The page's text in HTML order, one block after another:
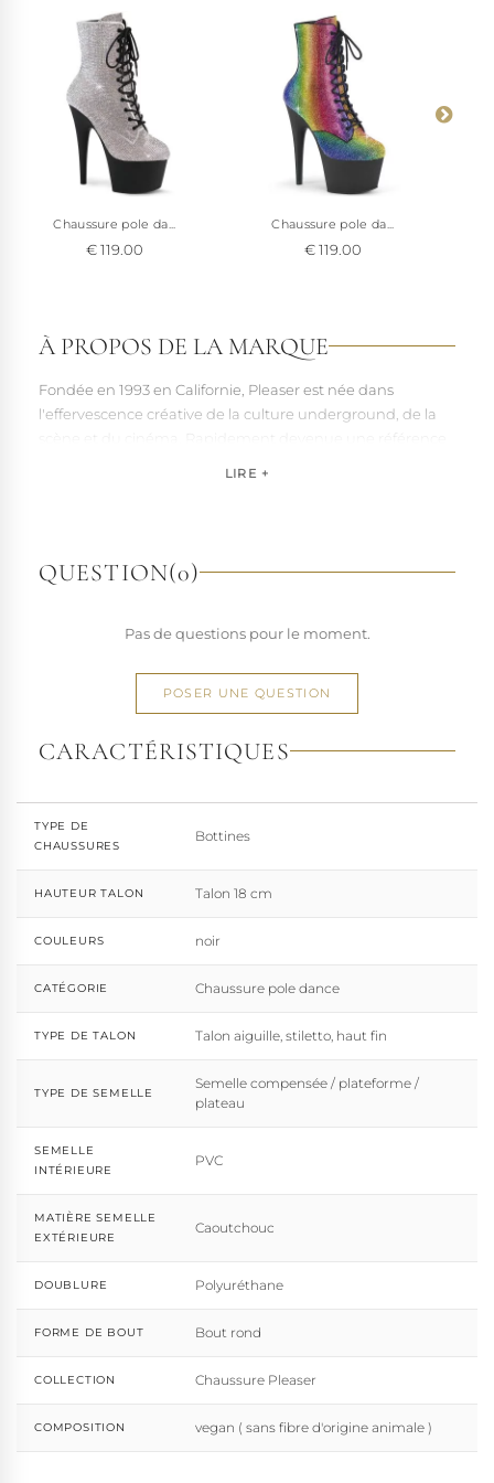
Voir à 360°
Chaussure pole da...
€ 119.00
Chaussure pole da...
€ 119.00
À PROPOS DE LA MARQUE
Fondée en 1993 en Californie, Pleaser est née dans
l'effervescence créative de la culture underground, de la
elle a étendu son savoir-faire à d'autres univers. Pleaser est
aujourd'hui distribuée dans 110 pays.
de la mode, Pleaser propose des collections ultra féminines
une large gamme de pointures. Parce qu'un style ne
devrait jamais se réduire à une question de centimètres, la
marque défend une idée simple : permettre à chacun
d'exprimer, sans contrainte, qui il veut être.
LIRE +
QUESTION(0)
Pas de questions pour le moment.
POSER UNE QUESTION
CARACTÉRISTIQUES
TYPE DE
CHAUSSURES
Bottines
HAUTEUR TALON Talon 18 cm
COULEURS noir
CATÉGORIE Chaussure pole dance
TYPE DE TALON Talon aiguille, stiletto, haut fin
TYPE DE SEMELLE
Semelle compensée / plateforme /
plateau
SEMELLE
INTÉRIEURE
PVC
MATIÈRE SEMELLE
EXTÉRIEURE
Caoutchouc
DOUBLURE Polyuréthane
FORME DE BOUT Bout rond
COLLECTION Chaussure Pleaser
COMPOSITION vegan ( sans fibre d'origine animale )